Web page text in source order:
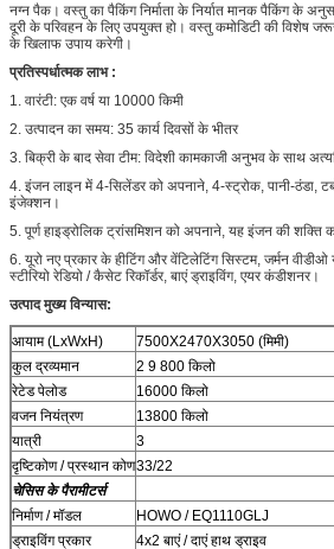
नग्न पैक। वस्तु का पैकिंग निर्माता के निर्यात मानक पैकिंग के
दूरी के परिवहन के लिए उपयुक्त हो। वस्तु कमोडिटी की विशेष
के खिलाफ उपाय करेगी।
प्रतिस्पर्धात्मक लाभ :
1. वारंटी: एक वर्ष या 10000 किमी
2. उत्पादन का समय: 35 कार्य दिवसों के भीतर
3. बिक्री के बाद सेवा टीम: विदेशी कामकाजी अनुभव के साथ
4. इंजन लाइन में 4-सिलेंडर को अपनाने, 4-स्ट्रोक, पानी-ठंडा,
इंजेक्शन।
5. पूर्ण हाइड्रोलिक ट्रांसमिशन को अपनाने, यह इंजन की शक्ति
6. यूरो नए प्रकार के हीटिंग और वेंटिलेटिंग सिस्टम, जर्मन वीडीओ
स्टीरियो रेडियो / कैसेट रिकॉर्डर, बाएं ड्राइविंग, एयर कंडीशनर।
उत्पाद मुख्य विन्यास:
आयाम (LxWxH)
7500X2470X3050 (मिमी)
कुल द्रव्यमान
2 9 800 किलो
रेटेड पेलोड
16000 किलो
वजन नियंत्रण
13800 किलो
यात्री
3
दृष्टिकोण / प्रस्थान कोण33/22
चेसिस के पैरामीटर्स
निर्माण / मॉडल
HOWO / EQ1110GLJ
ड्राइविंग प्रकार
4x2 बाएं / दाएं हाथ ड्राइव